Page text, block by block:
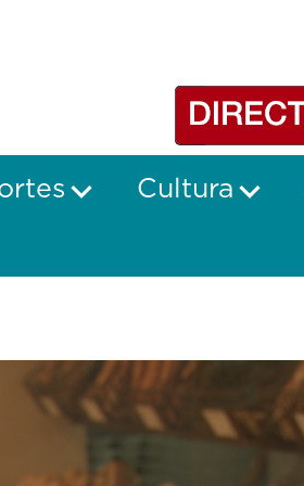
Cultura